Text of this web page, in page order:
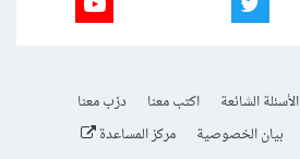
الأسئلة الشائعة اكتب معنا
درّب معنا
بيان الخصوصية مركز المساعدة